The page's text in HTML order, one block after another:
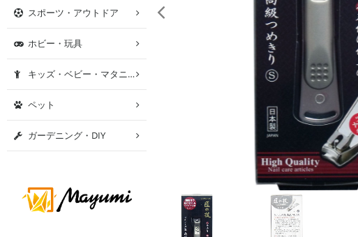
スポーツ・アウトドア
ホビー・玩具
キッズ・ベビー・マタニティ
ペット
ガーデニング・DIY